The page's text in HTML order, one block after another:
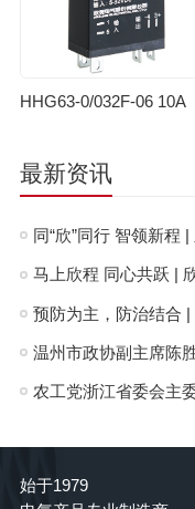
最新资讯
始于1979